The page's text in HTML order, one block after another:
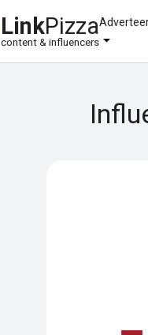
LinkPizza
content & influencers